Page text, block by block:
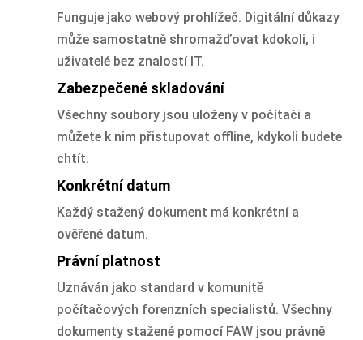
Funguje jako webový prohlížeč. Digitální důkazy
může samostatně shromažďovat kdokoli, i
uživatelé bez znalostí IT.
Zabezpečené skladování
Všechny soubory jsou uloženy v počítači a
můžete k nim přistupovat offline, kdykoli budete
chtít.
Konkrétní datum
Každý stažený dokument má konkrétní a
ověřené datum.
Právní platnost
Uznáván jako standard v komunitě
počítačových forenzních specialistů. Všechny
dokumenty stažené pomocí FAW jsou právně